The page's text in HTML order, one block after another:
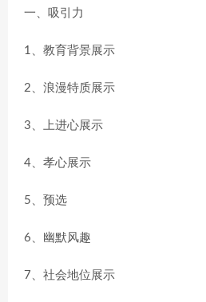
一、吸引力
1、教育背景展示
2、浪漫特质展示
3、上进心展示
4、孝心展示
5、预选
6、幽默风趣
7、社会地位展示